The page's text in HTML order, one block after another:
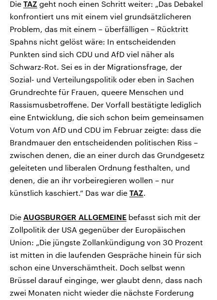
Die TAZ geht noch einen Schritt weiter: „Das Debakel
konfrontiert uns mit einem viel grundsätzlicheren
Problem, das mit einem – überfälligen – Rücktritt
Spahns nicht gelöst wäre: In entscheidenden
Punkten sind sich CDU und AfD viel näher als
Schwarz-Rot. Sei es in der Migrationsfrage, der
Sozial- und Verteilungspolitik oder eben in Sachen
Grundrechte für Frauen, queere Menschen und
Rassismusbetroffene. Der Vorfall bestätigte lediglich
eine Entwicklung, die sich schon beim gemeinsamen
Votum von AfD und CDU im Februar zeigte: dass die
Brandmauer den entscheidenden politischen Riss –
zwischen denen, die an einer durch das Grundgesetz
geleiteten und liberalen Ordnung festhalten, und
denen, die an ihr vorbeiregieren wollen – nur
künstlich kaschiert.“ Das war die TAZ.
Die AUGSBURGER ALLGEMEINE befasst sich mit der
Zollpolitik der USA gegenüber der Europäischen
Union: „Die jüngste Zollankündigung von 30 Prozent
ist mitten in die laufenden Gespräche hinein für sich
schon eine Unverschämtheit. Doch selbst wenn
Brüssel darauf einginge, wer glaubt denn, dass nach
zwei Monaten nicht wieder die nächste Forderung